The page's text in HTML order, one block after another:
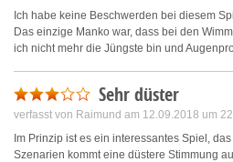
Ich habe keine Beschwerden bei diesem
Das einzige Manko war, dass bei den
ich nicht mehr die Jüngste bin und
Sehr düster
verfasst von Raimund am 12.09.2018 um
Im Prinzip ist es ein interessantes Spiel,
Szenarien kommt eine düstere Stimmung